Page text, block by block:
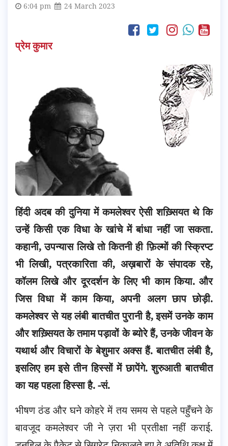
6:04 pm 24 March 2023
प्रेम कुमार
हिंदी अदब की दुनिया में कमलेश्वर ऐसी शख़्सियत थे कि
उन्हें किसी एक विधा के खांचे में बांधा नहीं जा सकता.
कहानी, उपन्यास लिखे तो कितनी ही फ़िल्मों की स्क्रिप्ट
भी लिखी, पत्रकारिता की, अख़बारों के संपादक रहे,
कॉलम लिखे और दूरदर्शन के लिए भी काम किया.और
जिस विधा में काम किया, अपनी अलग छाप छोड़ी.
कमलेश्वर से यह लंबी बातचीत पुरानी है, इसमें उनके काम
और शख़्सियत के तमाम पड़ावों के ब्योरे हैं, उनके जीवन के
यथार्थ और विचारों के बेशुमार अक्स हैं. बातचीत लंबी है,
इसलिए हम इसे तीन हिस्सों में छापेंगे. शुरुआती बातचीत
का यह पहला हिस्सा है. -सं.
भीषण ठंड और घने कोहरे में तय समय से पहले पहुँचने के
बावजूद कमलेश्वर जी ने ज़रा भी प्रतीक्षा नहीं कराई.